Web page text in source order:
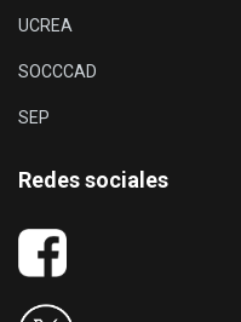
UCREA
SOCCCAD
SEP
Redes sociales